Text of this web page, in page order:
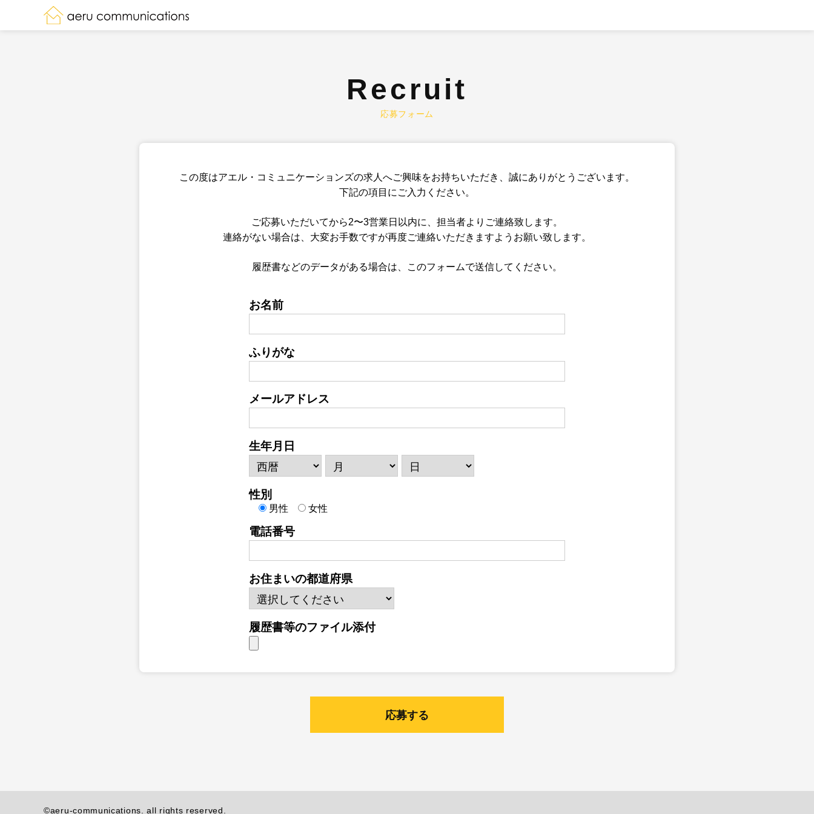
Recruit
応募フォーム
この度はアエル・コミュニケーションズの求人へご興味をお持ちいただき、誠にありがとうございます。
下記の項目にご入力ください。
ご応募いただいてから2〜3営業日以内に、担当者よりご連絡致します。
連絡がない場合は、大変お手数ですが再度ご連絡いただきますようお願い致します。
履歴書などのデータがある場合は、このフォームで送信してください。
お名前
ふりがな
メールアドレス
生年月日
性別
男性 女性
電話番号
お住まいの都道府県
履歴書等のファイル添付
©aeru-communications. all rights reserved.